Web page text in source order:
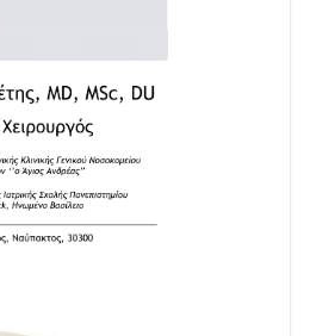
ΣΥΝΑΓΕΡΜΟΣ ΣΤΗΝ
ΣΤΟΝ ΑΓΙΟ ΗΛΙΑ ΠΡΙΝ ΤΗ